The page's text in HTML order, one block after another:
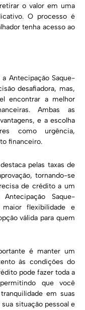
o valor em uma
O processo é
tenha acesso ao
a Antecipação Saque-
desafiadora, mas,
encontrar a melhor
Ambas as
e a escolha
como urgência,
financeiro.
pelas taxas de
tornando-se
de crédito a um
Saque-
flexibilidade e
válida para quem
é manter um
às condições do
pode fazer toda a
que você
em suas
situação pessoal e